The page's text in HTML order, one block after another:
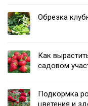
Обрезка
Как
садовом
Подкормка
цветения и